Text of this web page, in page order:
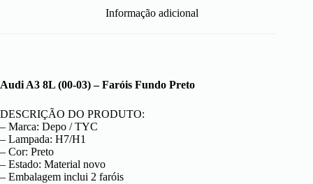
Informação adicional
Audi A3 8L (00-03) – Faróis Fundo Preto
DESCRIÇÃO DO PRODUTO:
– Marca: Depo / TYC
– Lampada: H7/H1
– Cor: Preto
– Estado: Material novo
– Embalagem inclui 2 faróis